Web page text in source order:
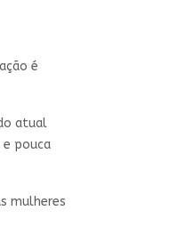
é
atual
e pouca
mulheres